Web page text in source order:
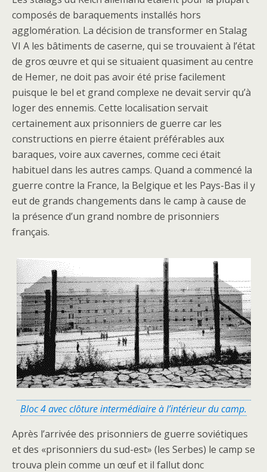
composés de baraquements installés hors
agglomération. La décision de transformer en Stalag
VI A les bâtiments de caserne, qui se trouvaient à l’état
de gros œuvre et qui se situaient quasiment au centre
de Hemer, ne doit pas avoir été prise facilement
puisque le bel et grand complexe ne devait servir qu’à
loger des ennemis. Cette localisation servait
certainement aux prisonniers de guerre car les
constructions en pierre étaient préférables aux
baraques, voire aux cavernes, comme ceci était
habituel dans les autres camps. Quand a commencé la
guerre contre la France, la Belgique et les Pays-Bas il y
eut de grands changements dans le camp à cause de
la présence d’un grand nombre de prisonniers
français.
Bloc 4 avec clôture intermédiaire à l’intérieur du camp.
Après l’arrivée des prisonniers de guerre soviétiques
et des «prisonniers du sud-est» (les Serbes) le camp se
trouva plein comme un œuf et il fallut donc